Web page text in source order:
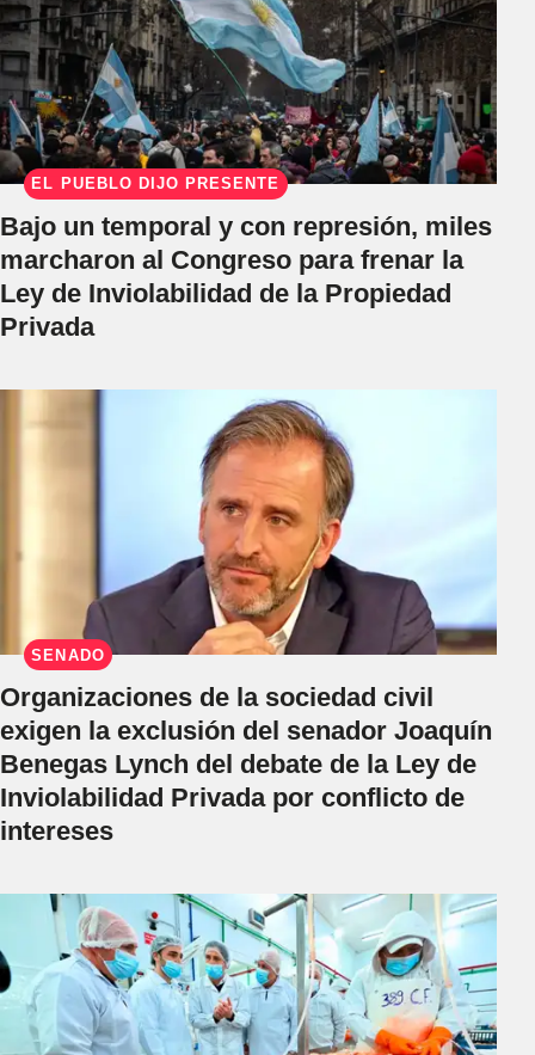
EL PUEBLO DIJO PRESENTE
Bajo un temporal y con represión, miles
marcharon al Congreso para frenar la
Ley de Inviolabilidad de la Propiedad
Privada
SENADO
Organizaciones de la sociedad civil
exigen la exclusión del senador Joaquín
Benegas Lynch del debate de la Ley de
Inviolabilidad Privada por conflicto de
intereses